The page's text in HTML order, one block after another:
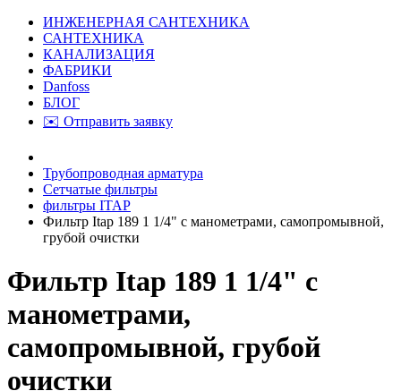
ИНЖЕНЕРНАЯ САНТЕХНИКА
САНТЕХНИКА
КАНАЛИЗАЦИЯ
ФАБРИКИ
Danfoss
БЛОГ
✉️ Отправить заявку
Трубопроводная арматура
Сетчатые фильтры
фильтры ITAP
Фильтр Itap 189 1 1/4" с манометрами, самопромывной,
грубой очистки
Фильтр Itap 189 1 1/4" с
манометрами,
самопромывной, грубой
очистки